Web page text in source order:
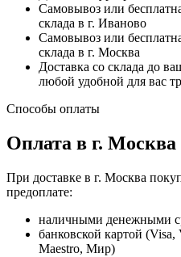
Самовывоз или
склада в г. Иваново
Самовывоз или
склада в г. Москва
Доставка со склада до
любой удобной для вас
Способы оплаты
Оплата в г. Москва
При доставке в г. Москва
предоплате:
наличными денежными
банковской картой (Visa,
Maestro, Мир)